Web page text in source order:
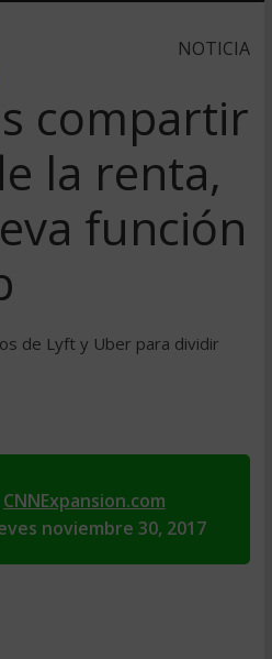
NOTICIA
compartir
la renta,
función
de Lyft y Uber para dividir
CNNExpansion.com
noviembre 30, 2017